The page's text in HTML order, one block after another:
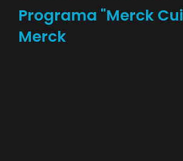
Programa "Merck
Merck